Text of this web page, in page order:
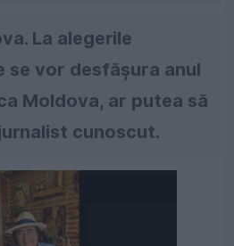
La alegerile
se vor desfășura anul
Moldova, ar putea să
cunoscut.